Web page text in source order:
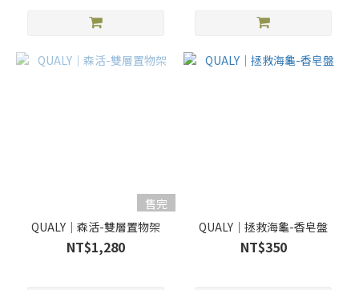
售完
QUALY｜森活-雙層置物架
NT$1,280
QUALY｜拯救海龜-香皂盤
NT$350